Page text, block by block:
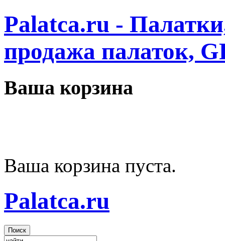
Palatca.ru -
продажа палаток,
Ваша корзина
Ваша корзина пуста.
Palatca.ru